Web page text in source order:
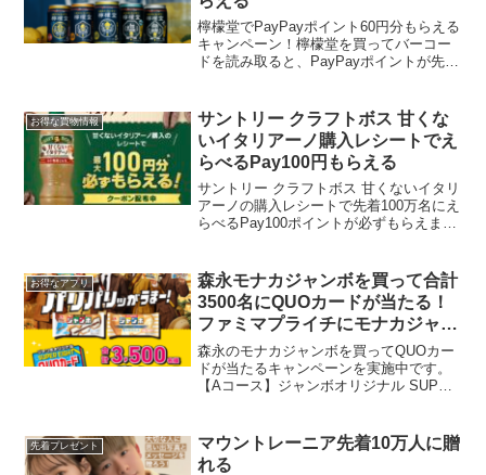
檸檬堂でPayPayポイント60円分もらえる
キャンペーン！檸檬堂を買ってバーコー
ドを読み取ると、PayPayポイントが先着
ト30円分×2回分1アカウントで...
お得な買物情報
サントリー クラフトボス 甘くな
いイタリアーノ購入レシートでえ
らべるPay100円もらえる
サントリー クラフトボス 甘くないイタリ
アーノの購入レシートで先着100万名にえ
らべるPay100ポイントが必ずもらえま
お得なアプリ
森永モナカジャンボを買って合計
3500名にQUOカードが当たる！
ファミマプライチにモナカジャン
ボあり（4/7まで）
森永のモナカジャンボを買ってQUOカー
ドが当たるキャンペーンを実施中です。
【Aコース】ジャンボオリジナル SUPER
QUOカード10,000円分 5個購...
先着プレゼント
マウントレーニア先着10万人に贈
れる